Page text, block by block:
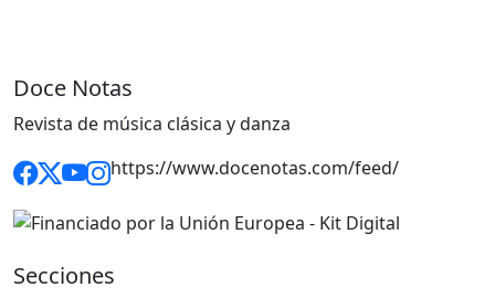
Doce Notas
Revista de música clásica y danza
https://www.docenotas.com/feed/
Secciones